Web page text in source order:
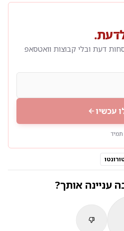
דעת ובלי קבוצות וואטסאפ
עכשיו
עניינה אותך?